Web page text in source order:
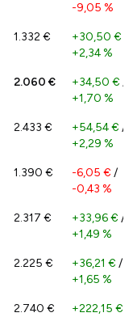
-9,05 %
1.332 € +30,50 €
+2,34 %
2.060 € +34,50 € /
+1,70 %
2.433 € +54,54 € /
+2,29 %
1.390 € -6,05 € /
-0,43 %
2.317 € +33,96 € /
+1,49 %
2.225 € +36,21 € /
+1,65 %
2.740 € +222,15 €